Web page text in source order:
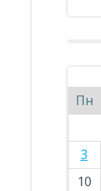
Пн
3
10